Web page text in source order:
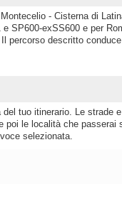
- Cisterna di
SP600-exSS600 e per
percorso descritto
tuo itinerario. Le strade
le località che
selezionata.